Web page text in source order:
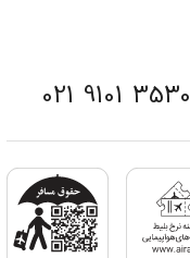
021 9101 3530